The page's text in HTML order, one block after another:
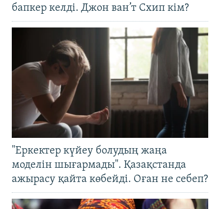
бапкер келді. Джон ван’т Схип кім?
"Еркектер күйеу болудың жаңа
моделін шығармады". Қазақстанда
ажырасу қайта көбейді. Оған не себеп?